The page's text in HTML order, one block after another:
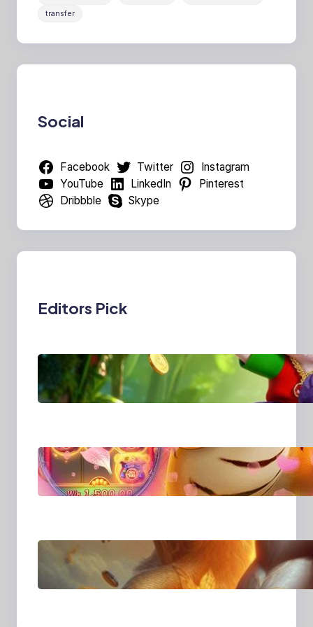
transfer
Social
Facebook Twitter
Instagram
YouTube
LinkedIn
Pinterest
Dribbble
Skype
Editors Pick
MajalahPotretIndones
ia: Menghidupkan
Cerita Lewat Lensa
MajalahPotretIndones
ia dan Cara Baru
Merekam Cerita dari
Transformasi Media
Visual di Era Digital:
Bagaimana Fotografi